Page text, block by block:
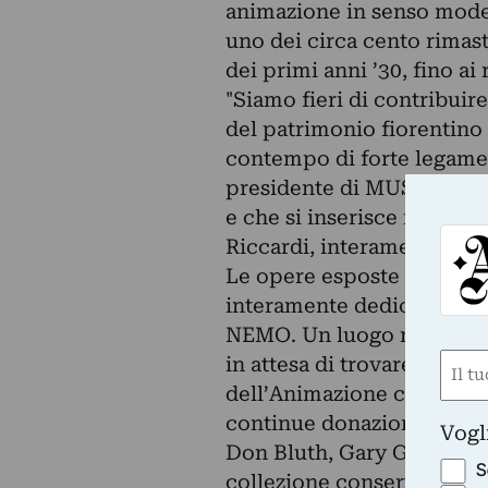
animazione in senso
uno dei circa cento
dei primi anni ’30, fino
"Siamo fieri di
del patrimonio fiorentino
contempo di forte
presidente di MUS.E.
e che si inserisce in un
Riccardi, interamente a
Le opere esposte
interamente dedicata
NEMO. Un luogo magico
in attesa di trovare una
dell’Animazione che i
continue donazioni di
Don Bluth, Gary
collezione conserva
Nome